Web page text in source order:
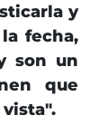
y
fecha,
son un
que